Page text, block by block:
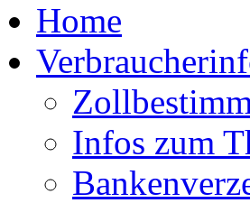
Home
Infos zum